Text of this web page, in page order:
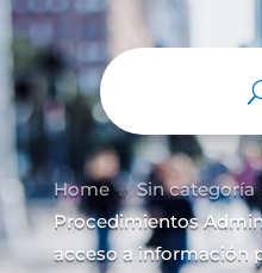
Home 9 Sin categoría
Procedimientos
acceso a información